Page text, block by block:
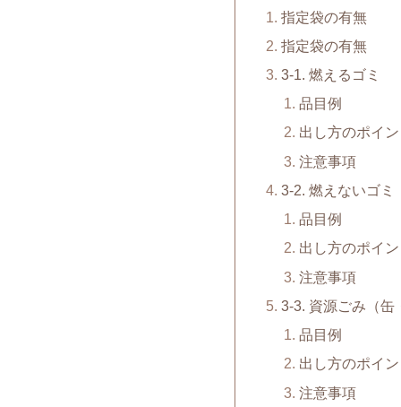
指定袋の有無
指定袋の有無
3-1. 燃えるゴミ
品目例
出し方のポイ
注意事項
3-2. 燃えないゴミ
品目例
出し方のポイ
注意事項
3-3. 資源ごみ（缶
品目例
出し方のポイ
注意事項